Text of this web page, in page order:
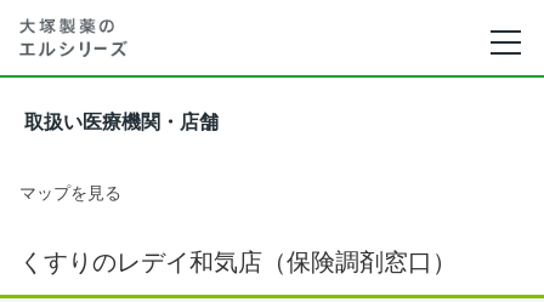
取扱い医療機関・店舗
マップを見る
くすりのレデイ和気店（保険調剤窓口）